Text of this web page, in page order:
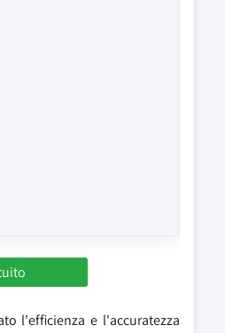
l'efficienza e l'accuratezza